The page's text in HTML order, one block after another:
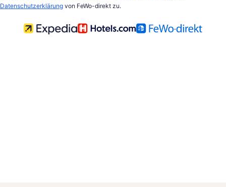
Datenschutzerklärung von FeWo-direkt zu.